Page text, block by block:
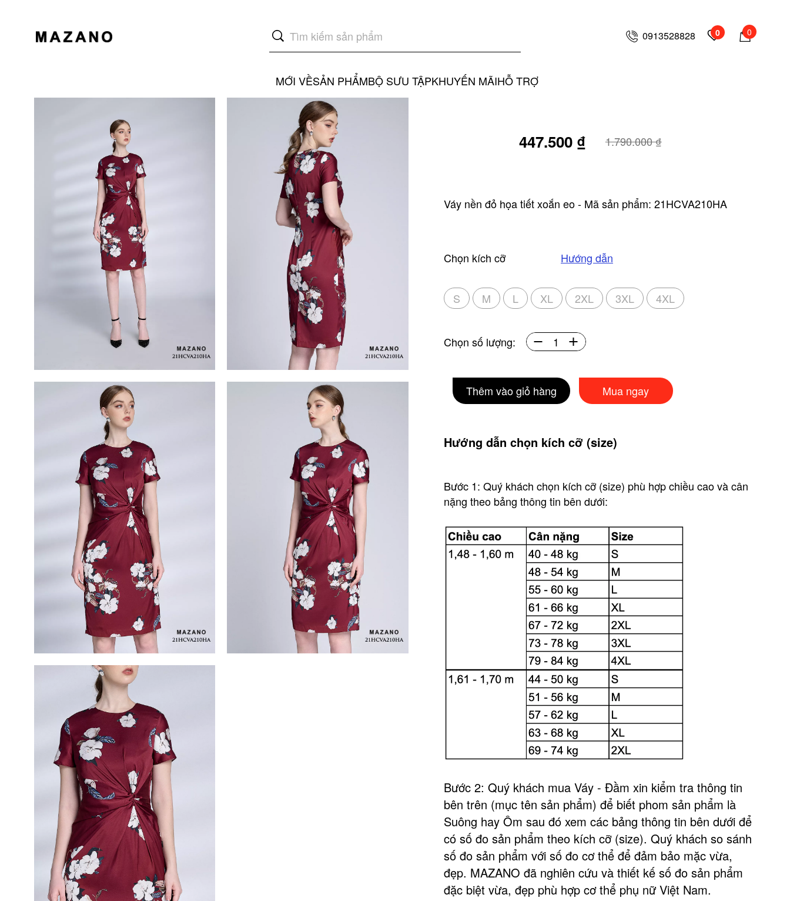
MỚI VỀSẢN PHẨMBỘ SƯU TẬPKHUYẾN MÃIHỖ TRỢ
0
0913528828 0
447.500 ₫
Váy nền đỏ họa tiết xoắn eo - Mã sản phẩm: 21HCVA210HA
Hướng dẫn
S M L XL 2XL 3XL 4XL
Thêm vào giỏ hàng
Chọn kích cỡ
Mua ngay
Chọn số lượng:
1.790.000 ₫
Hướng dẫn chọn kích cỡ (size)
Bước 1: Quý khách chọn kích cỡ (size) phù hợp chiều cao và cân
nặng theo bảng thông tin bên dưới:
Bước 2: Quý khách mua Váy - Đầm xin kiểm tra thông tin
bên trên (mục tên sản phẩm) để biết phom sản phẩm là
Suông hay Ôm sau đó xem các bảng thông tin bên dưới để
có số đo sản phẩm theo kích cỡ (size). Quý khách so sánh
số đo sản phẩm với số đo cơ thể để đảm bảo mặc vừa,
đẹp. MAZANO đã nghiên cứu và thiết kế số đo sản phẩm
đặc biệt vừa, đẹp phù hợp cơ thể phụ nữ Việt Nam.